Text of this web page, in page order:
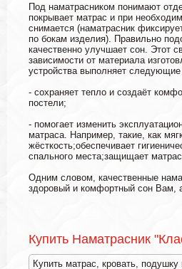
Под наматрасником понимают
покрывает матрас и при
снимается (наматрасник
по бокам изделия). Правильно
качественно улучшает сон. Этот
зависимости от материала
устройства выполняет
- сохраняет тепло и создаёт
постели;
- помогает изменить
матраса. Например, такие, как
жёсткость;обеспечивает
спального места;защищает
Одним словом, качественные
здоровый и комфортный сон Вам,
Купить Наматрасник
Купить матрас, кровать, подушку